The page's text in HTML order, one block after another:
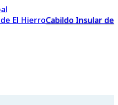
Cabildo Insular de